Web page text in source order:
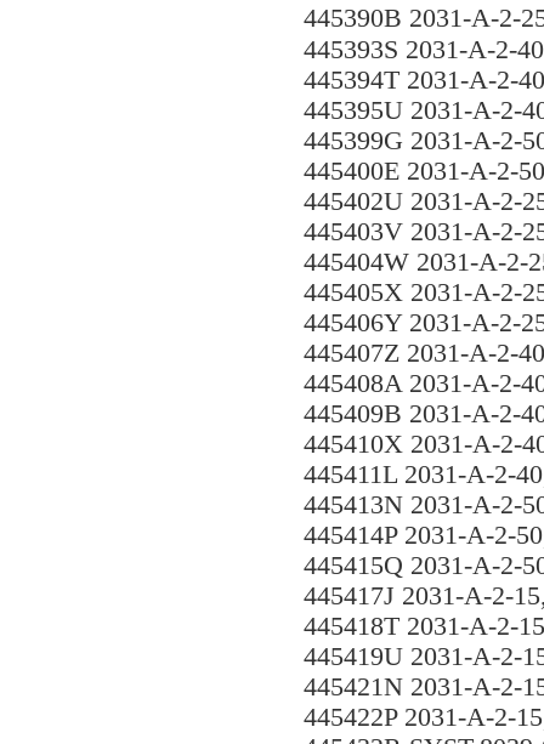
445390B 2031-A-2-
445393S 2031-A-2-
445394T 2031-A-2-
445395U 2031-A-2-
445399G 2031-A-2-
445400E 2031-A-2-
445402U 2031-A-2-
445403V 2031-A-2-
445404W 2031-A-2-
445405X 2031-A-2-
445406Y 2031-A-2-
445407Z 2031-A-2-
445408A 2031-A-2-
445409B 2031-A-2-
445410X 2031-A-2-
445411L 2031-A-2-
445413N 2031-A-2-
445414P 2031-A-2-
445415Q 2031-A-2-
445417J 2031-A-2-
445418T 2031-A-2-
445419U 2031-A-2-
445421N 2031-A-2-
445422P 2031-A-2-